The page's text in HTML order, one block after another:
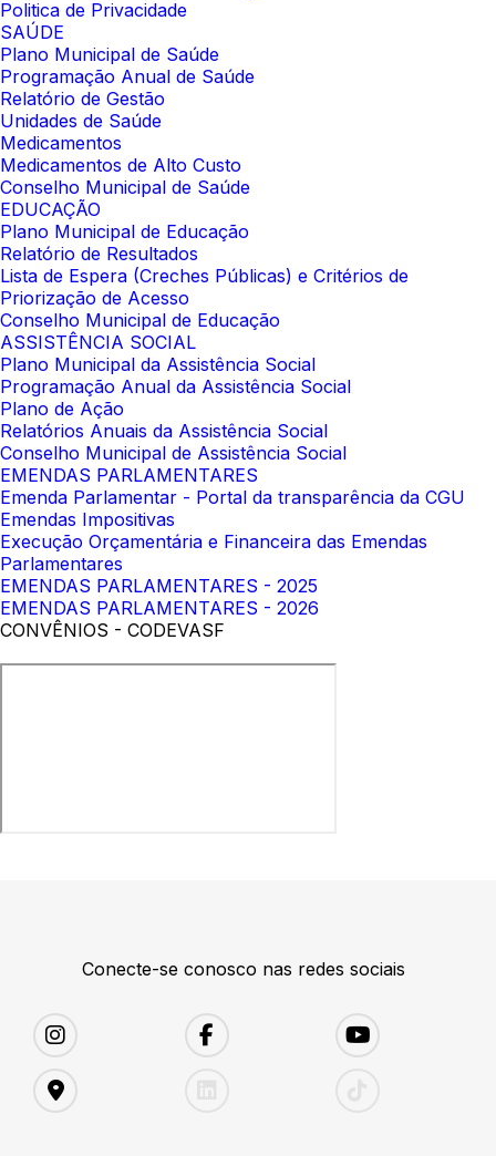
Politica de Privacidade
SAÚDE
Plano Municipal de Saúde
Programação Anual de Saúde
Relatório de Gestão
Unidades de Saúde
Medicamentos
Medicamentos de Alto Custo
Conselho Municipal de Saúde
EDUCAÇÃO
Plano Municipal de Educação
Relatório de Resultados
Lista de Espera (Creches Públicas) e Critérios de
Priorização de Acesso
Conselho Municipal de Educação
ASSISTÊNCIA SOCIAL
Plano Municipal da Assistência Social
Programação Anual da Assistência Social
Plano de Ação
Relatórios Anuais da Assistência Social
Conselho Municipal de Assistência Social
EMENDAS PARLAMENTARES
Emenda Parlamentar - Portal da transparência da CGU
Emendas Impositivas
Execução Orçamentária e Financeira das Emendas
Parlamentares
EMENDAS PARLAMENTARES - 2025
EMENDAS PARLAMENTARES - 2026
CONVÊNIOS - CODEVASF
Conecte-se conosco nas redes sociais